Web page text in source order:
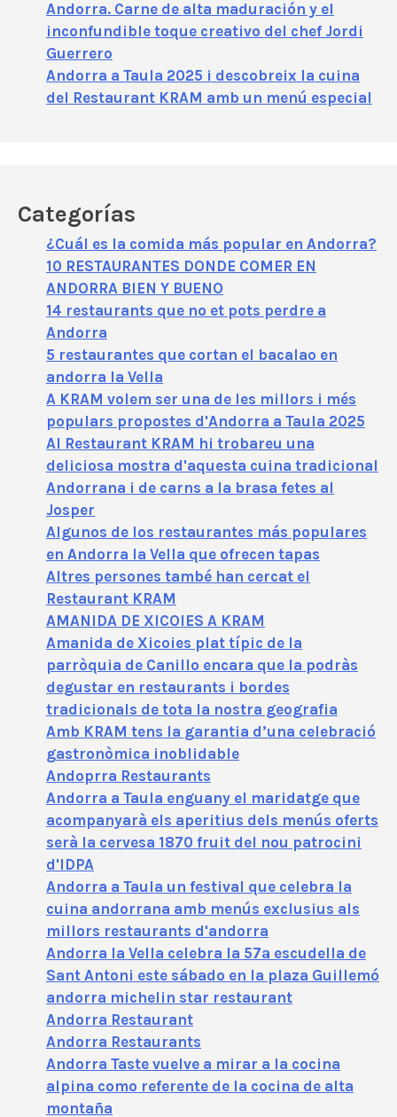
Andorra. Carne de alta maduración y el
inconfundible toque creativo del chef Jordi
Guerrero
Andorra a Taula 2025 i descobreix la cuina
del Restaurant KRAM amb un menú especial
Categorías
¿Cuál es la comida más popular en Andorra?
10 RESTAURANTES DONDE COMER EN
ANDORRA BIEN Y BUENO
14 restaurants que no et pots perdre a
Andorra
5 restaurantes que cortan el bacalao en
andorra la Vella
A KRAM volem ser una de les millors i més
populars propostes d'Andorra a Taula 2025
Al Restaurant KRAM hi trobareu una
deliciosa mostra d'aquesta cuina tradicional
Andorrana i de carns a la brasa fetes al
Josper
Algunos de los restaurantes más populares
en Andorra la Vella que ofrecen tapas
Altres persones també han cercat el
Restaurant KRAM
AMANIDA DE XICOIES A KRAM
Amanida de Xicoies plat típic de la
parròquia de Canillo encara que la podràs
degustar en restaurants i bordes
tradicionals de tota la nostra geografia
Amb KRAM tens la garantia d’una celebració
gastronòmica inoblidable
Andoprra Restaurants
Andorra a Taula enguany el maridatge que
acompanyarà els aperitius dels menús oferts
serà la cervesa 1870 fruit del nou patrocini
d'IDPA
Andorra a Taula un festival que celebra la
cuina andorrana amb menús exclusius als
millors restaurants d'andorra
Andorra la Vella celebra la 57ª escudella de
Sant Antoni este sábado en la plaza Guillemó
andorra michelin star restaurant
Andorra Restaurant
Andorra Restaurants
Andorra Taste vuelve a mirar a la cocina
alpina como referente de la cocina de alta
montaña